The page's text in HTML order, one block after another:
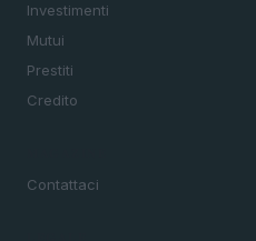
Investimenti
Mutui
Prestiti
Credito
Contattaci